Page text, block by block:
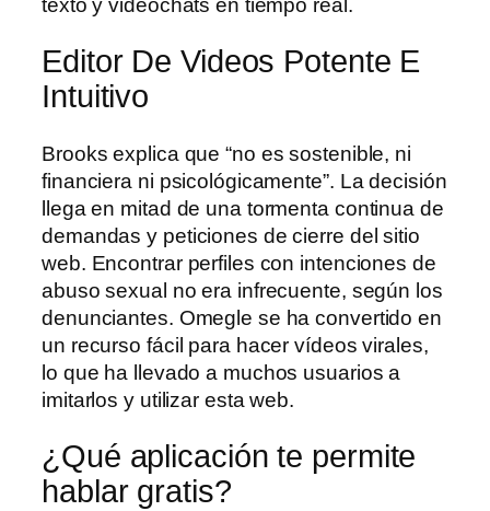
Editor De Videos Potente E
Intuitivo
Brooks explica que “no es sostenible, ni
financiera ni psicológicamente”. La decisión
llega en mitad de una tormenta continua de
demandas y peticiones de cierre del sitio
web. Encontrar perfiles con intenciones de
abuso sexual no era infrecuente, según los
denunciantes. Omegle se ha convertido en
un recurso fácil para hacer vídeos virales,
lo que ha llevado a muchos usuarios a
imitarlos y utilizar esta web.
¿Qué aplicación te permite
hablar gratis?